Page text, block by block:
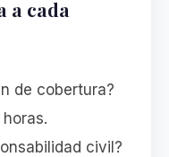
a cada
de cobertura?
civil?